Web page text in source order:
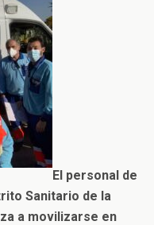
El personal de
Sanitario de la
a movilizarse en